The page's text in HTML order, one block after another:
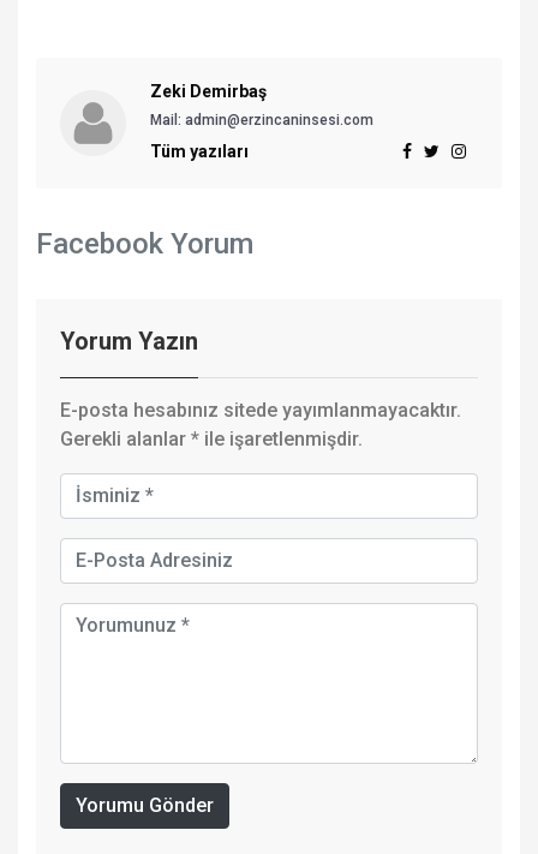
Zeki Demirbaş
Mail: admin@erzincaninsesi.com
Tüm yazıları
Facebook Yorum
Yorum Yazın
E-posta hesabınız sitede yayımlanmayacaktır.
Gerekli alanlar * ile işaretlenmişdir.
Yorumu Gönder